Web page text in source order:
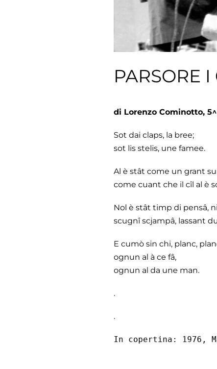
PARSORE
di Lorenzo Cominotto,
Sot dai claps, la bree;
sot lis stelis, une famee.
Al è stât come un grant
come cuant che il cîl al è
Nol è stât timp di pensâ,
scugnî scjampâ, lassant
E cumò sin chi, planc,
ognun al à ce fâ,
ognun al da une man.
.
.
In copertina: 1976,